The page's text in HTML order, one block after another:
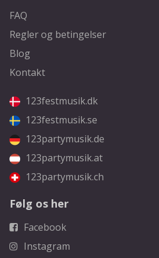
FAQ
Regler og betingelser
Blog
Kontakt
123festmusik.dk
123festmusik.se
123partymusik.de
123partymusik.at
123partymusik.ch
Følg os her
Facebook
Instagram